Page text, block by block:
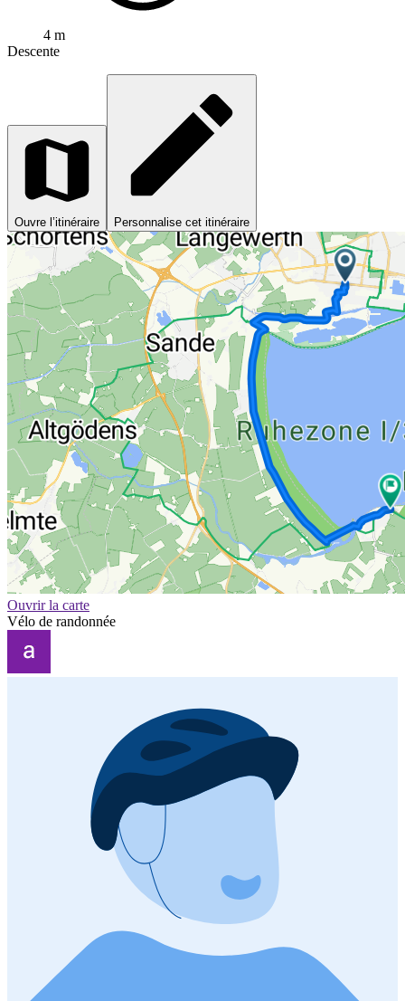
4 m
Descente
Ouvre l’itinéraire Personnalise cet itinéraire
Ouvrir la carte
Vélo de randonnée